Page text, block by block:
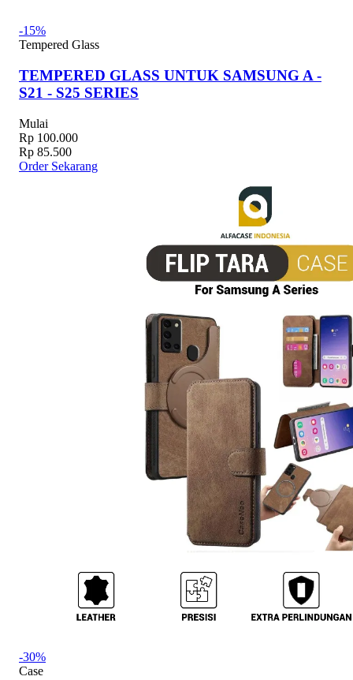
-15%
Tempered Glass
TEMPERED GLASS UNTUK SAMSUNG A -
S21 - S25 SERIES
Mulai
Rp 100.000
Rp 85.500
Order Sekarang
-30%
Case